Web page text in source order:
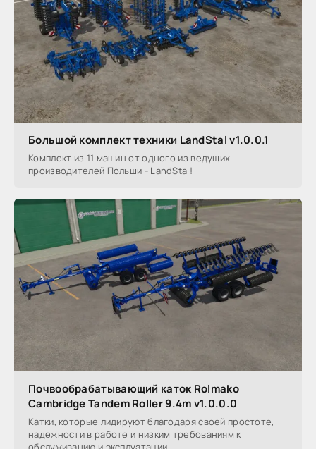
Большой комплект техники LandStal v1.0.0.1
Комплект из 11 машин от одного из ведущих
производителей Польши - LandStal!
Почвообрабатывающий каток Rolmako
Cambridge Tandem Roller 9.4m v1.0.0.0
Катки, которые лидируют благодаря своей простоте,
надежности в работе и низким требованиям к